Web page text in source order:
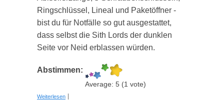
Ringschlüssel, Lineal und Paketöffner -
bist du für Notfälle so gut ausgestattet,
dass selbst die Sith Lords der dunklen
Seite vor Neid erblassen würden.
Abstimmen:
Average: 5 (1 vote)
Weiterlesen über Das Star Wars Multi-Tool "Millennium Falke"